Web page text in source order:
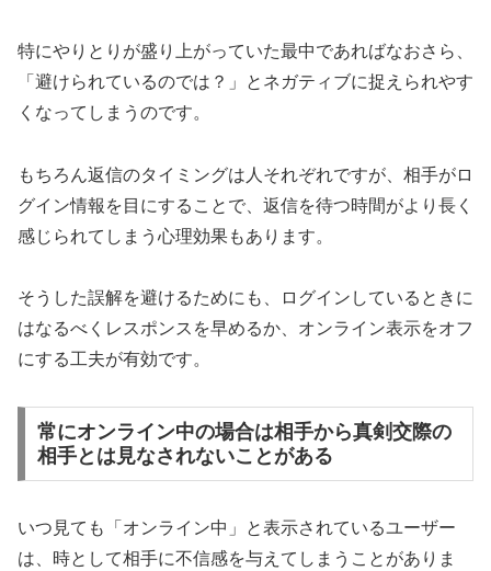
特にやりとりが盛り上がっていた最中であればなおさら、
「避けられているのでは？」とネガティブに捉えられやす
くなってしまうのです。
もちろん返信のタイミングは人それぞれですが、相手がロ
グイン情報を目にすることで、返信を待つ時間がより長く
感じられてしまう心理効果もあります。
そうした誤解を避けるためにも、ログインしているときに
はなるべくレスポンスを早めるか、オンライン表示をオフ
にする工夫が有効です。
常にオンライン中の場合は相手から真剣交際の
相手とは見なされないことがある
いつ見ても「オンライン中」と表示されているユーザー
は、時として相手に不信感を与えてしまうことがありま